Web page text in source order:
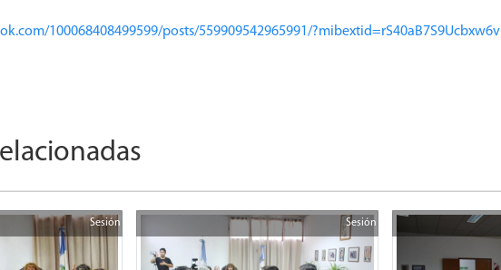
100068408499599/posts/559909542965991/?mibextid=rS40aB7S9Ucbxw6v
Sesión Sesión